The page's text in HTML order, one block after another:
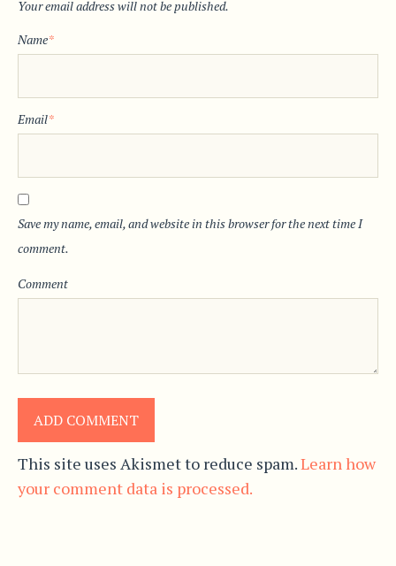
Your email address will not be published.
Name*
Email*
Save my name, email, and website in this browser for the next time I
comment.
Comment
This site uses Akismet to reduce spam.Learn how
your comment data is processed.